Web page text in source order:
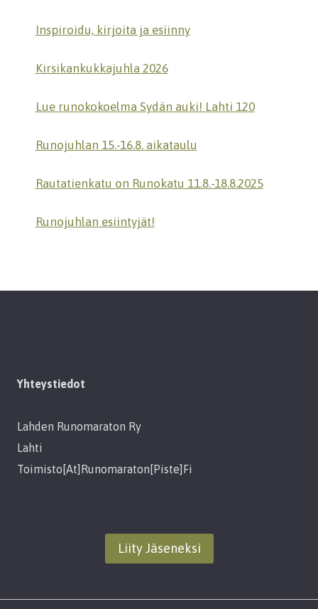
Inspiroidu, kirjoita ja esiinny
Kirsikankukkajuhla 2026
Lue runokokoelma Sydän auki! Lahti 120
Runojuhlan 15.-16.8. aikataulu
Rautatienkatu on Runokatu 11.8.-18.8.2025
Runojuhlan esiintyjät!
Yhteystiedot
Lahden Runomaraton Ry
Lahti
Toimisto[at]runomaraton[piste]fi
Liity Jäseneksi